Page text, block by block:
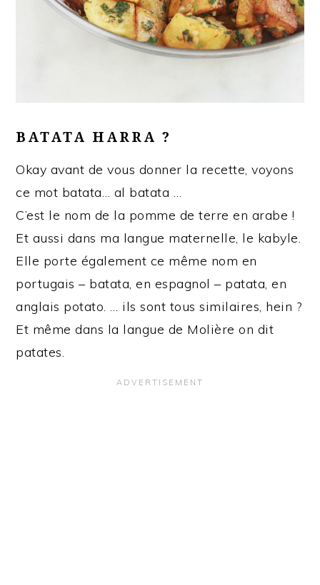
BATATA HARRA ?
Okay avant de vous donner la recette, voyons
ce mot batata… al batata …
C’est le nom de la pomme de terre en arabe !
Et aussi dans ma langue maternelle, le kabyle.
Elle porte également ce même nom en
portugais – batata, en espagnol – patata, en
anglais potato. … ils sont tous similaires, hein ?
Et même dans la langue de Molière on dit
patates.